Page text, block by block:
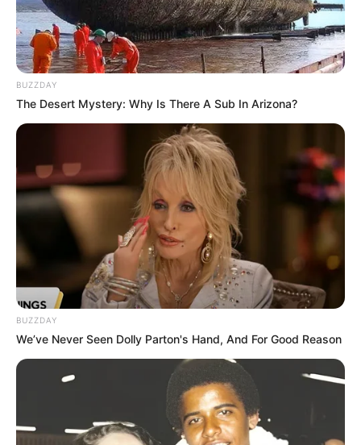
Langka Banget! 10 Pose Lucu
Katak yang Bikin Ketawa
Gemes
Ambyar! 10 Kalimat Baper
Pakai Bahasa Jawa Ini Bikin
Galau Abis
BUZZDAY
The Desert Mystery: Why Is There A Sub In Arizona?
BUZZDAY
We’ve Never Seen Dolly Parton's Hand, And For Good Reason